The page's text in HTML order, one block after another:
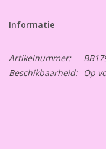
Informatie
Artikelnummer:
Beschikbaarheid:
Op